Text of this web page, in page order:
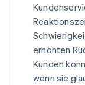
erhöhten
Kunden
wenn sie